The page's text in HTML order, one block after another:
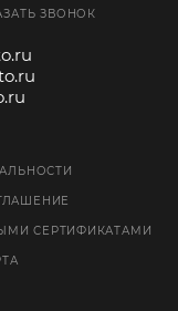
ЗВОНОК
СЕРТИФИКАТАМИ